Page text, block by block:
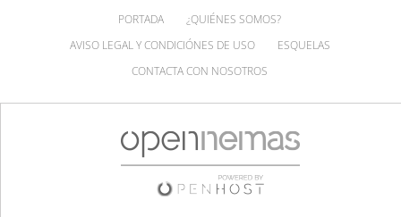
PORTADA
¿QUIÉNES SOMOS?
AVISO LEGAL Y CONDICIÓNES DE USO
ESQUELAS
CONTACTA CON NOSOTROS